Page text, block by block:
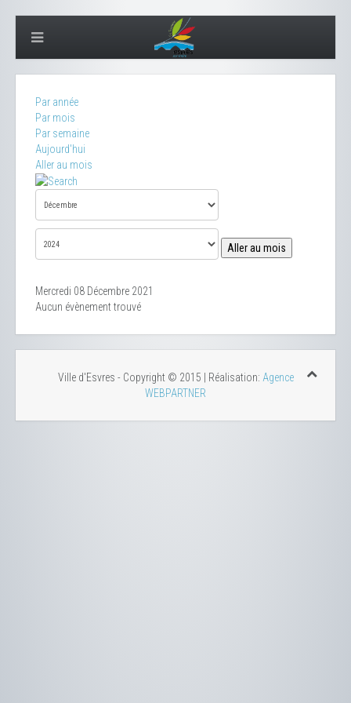
Par année
Par mois
Par semaine
Aujourd'hui
Aller au mois
Aller au mois
Mercredi 08 Décembre 2021
Aucun évènement trouvé
Ville d'Esvres - Copyright © 2015 | Réalisation: Agence
WEBPARTNER